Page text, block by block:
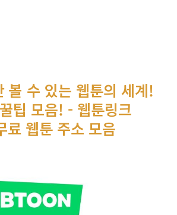
볼 수 있는 웹툰의 세계!
팁 모음! - 웹툰링크
웹툰 주소 모음